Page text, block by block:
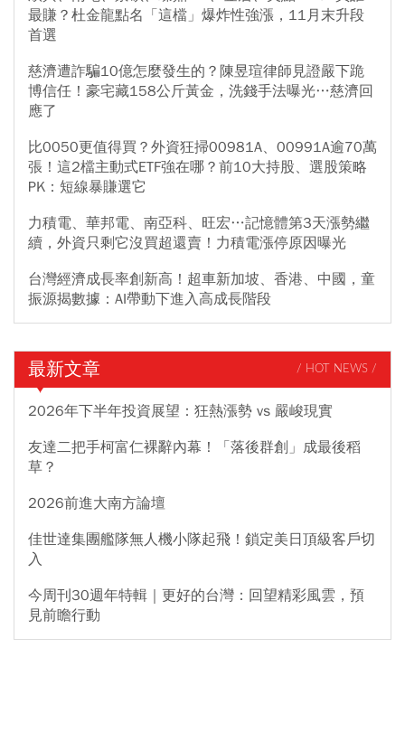
最賺？杜金龍點名「這檔」爆炸性強漲，11月末升段
首選
慈濟遭詐騙10億怎麼發生的？陳昱瑄律師見證嚴下跪
博信任！豪宅藏158公斤黃金，洗錢手法曝光…慈濟回
應了
比0050更值得買？外資狂掃00981A、00991A逾70萬
張！這2檔主動式ETF強在哪？前10大持股、選股策略
PK：短線暴賺選它
力積電、華邦電、南亞科、旺宏…記憶體第3天漲勢繼
續，外資只剩它沒買超還賣！力積電漲停原因曝光
台灣經濟成長率創新高！超車新加坡、香港、中國，童
振源揭數據：AI帶動下進入高成長階段
最新文章 / HOT NEWS /
2026年下半年投資展望：狂熱漲勢 vs 嚴峻現實
友達二把手柯富仁裸辭內幕！「落後群創」成最後稻
草？
2026前進大南方論壇
佳世達集團艦隊無人機小隊起飛！鎖定美日頂級客戶切
入
今周刊30週年特輯｜更好的台灣：回望精彩風雲，預
見前瞻行動